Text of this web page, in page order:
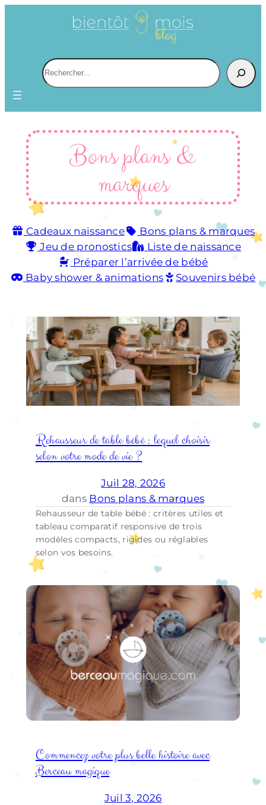
R
e
h
r
Bons plans &
marques
Cadeaux naissance
Bons plans & marques
Jeu de pronostics
Liste de naissance
Préparer l’arrivée de bébé
Baby shower & animations
Souvenirs bébé
Rehausseur de table bébé : lequel choisir
selon votre mode de vie ?
Juil 28, 2026
dans Bons plans & marques
Rehausseur de table bébé : critères utiles et
tableau comparatif responsive de trois
modèles compacts, rigides ou réglables
selon vos besoins.
Commencez votre plus belle histoire avec
Berceau magique
Juil 3, 2026